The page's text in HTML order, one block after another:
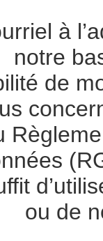
à
notre
de
ou de